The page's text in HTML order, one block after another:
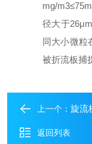
mg/
径大于
同大小微粒
被折流板捕
上一个： 旋流
返回列表